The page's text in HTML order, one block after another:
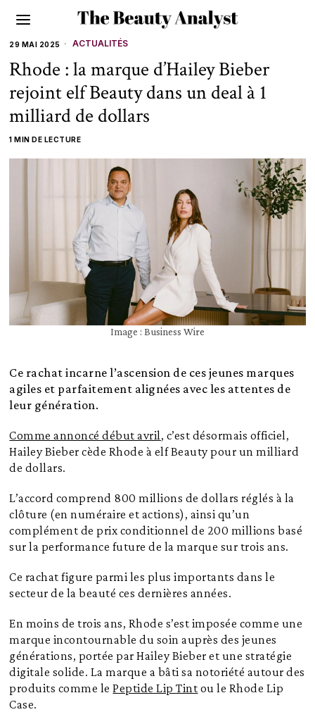
29 MAI 2025 ACTUALITÉS
Rhode : la marque d’Hailey Bieber
rejoint elf Beauty dans un deal à 1
milliard de dollars
1 MIN DE LECTURE
Image : Business Wire
Ce rachat incarne l’ascension de ces jeunes marques
agiles et parfaitement alignées avec les attentes de
leur génération.
Comme annoncé début avril , c’est désormais officiel,
Hailey Bieber cède Rhode à elf Beauty pour un milliard
de dollars.
L’accord comprend 800 millions de dollars réglés à la
clôture (en numéraire et actions), ainsi qu’un
complément de prix conditionnel de 200 millions basé
sur la performance future de la marque sur trois ans.
Ce rachat figure parmi les plus importants dans le
secteur de la beauté ces dernières années.
En moins de trois ans, Rhode s’est imposée comme une
marque incontournable du soin auprès des jeunes
générations, portée par Hailey Bieber et une stratégie
digitale solide. La marque a bâti sa notoriété autour des
produits comme lePeptide Lip Tint ou le Rhode Lip
Case.